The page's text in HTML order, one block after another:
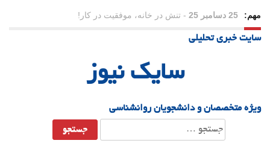
مهم: 23 دسامبر 25 - چرا اراده می‌کنیم ولی شکست می‌خوریم؟
21 دسامبر 25
سایت خبری تحلیلی
سایک نیوز
ویژه متخصصان و دانشجویان روانشناسی
جستجو
برای: